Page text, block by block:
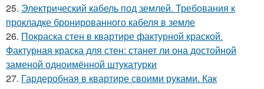
25. Электрический кабель под землей. Требования к
прокладке бронированного кабеля в земле
26. Покраска стен в квартире фактурной краской.
Фактурная краска для стен: станет ли она достойной
заменой одноимённой штукатурки
27. Гардеробная в квартире своими руками. Как